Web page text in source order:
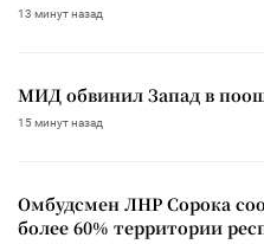
13 минут назад
МИД обвинил Запад в
15 минут назад
Омбудсмен ЛНР Сорока
более 60% территории